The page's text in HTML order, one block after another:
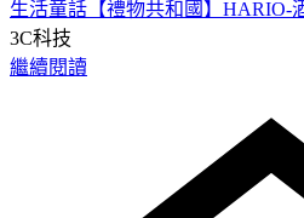
生活童話【禮物共和國】HARIO-
3C科技
繼續閱讀